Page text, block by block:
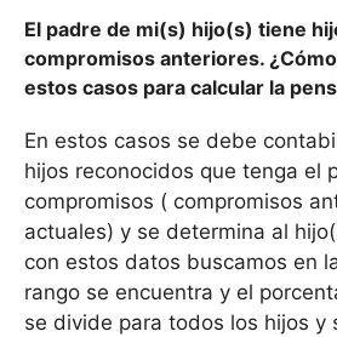
El padre de mi(s) hijo(s) tiene
compromisos anteriores.
estos casos para calcular la
En estos casos se debe
hijos reconocidos que tenga el
compromisos ( compromisos
actuales) y se determina al
con estos datos buscamos en
rango se encuentra y el
se divide para todos los hijos y